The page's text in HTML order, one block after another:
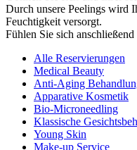
Durch unsere Peelings wird
Feuchtigkeit versorgt.
Fühlen Sie sich
Alle Reservierungen
Medical Beauty
Anti-Aging
Apparative Kosmetik
Bio-Microneedling
Klassische
Young Skin
Make-up Service